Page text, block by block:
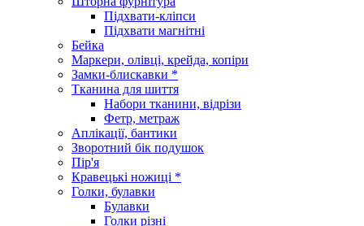
Підхвати-кліпси
Підхвати магнітні
Бейка
Маркери, олівці, крейда, копіри
Замки-блискавки *
Тканина для шиття
Набори тканини, відрізи
Фетр, метраж
Аплікації, бантики
Зворотний бік подушок
Пір'я
Кравецькі ножиці *
Голки, булавки
Булавки
Голки різні